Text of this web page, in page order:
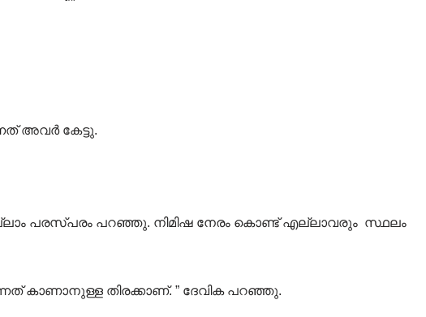
അവർ കേട്ടു.
പരസ്പരം പറഞ്ഞു. നിമിഷ നേരം കൊണ്ട് എല്ലാവരും സ്ഥലം
കാണാനുള്ള തിരക്കാണ്. ” ദേവിക പറഞ്ഞു.